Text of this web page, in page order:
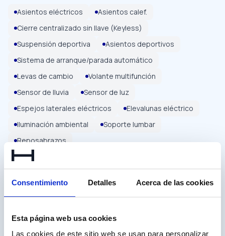
Consentimiento Detalles Acerca de las cookies
Esta página web usa cookies
Las cookies de este sitio web se usan para personalizar
Asientos eléctricos
Asientos calef.
Cierre centralizado sin llave (Keyless)
Suspensión deportiva
Asientos deportivos
Sistema de arranque/parada automático
Levas de cambio
Volante multifunción
Sensor de lluvia
Sensor de luz
Espejos laterales eléctricos
Elevalunas eléctrico
Iluminación ambiental
Soporte lumbar
Reposabrazos
Seguridad22
Multimedia 16